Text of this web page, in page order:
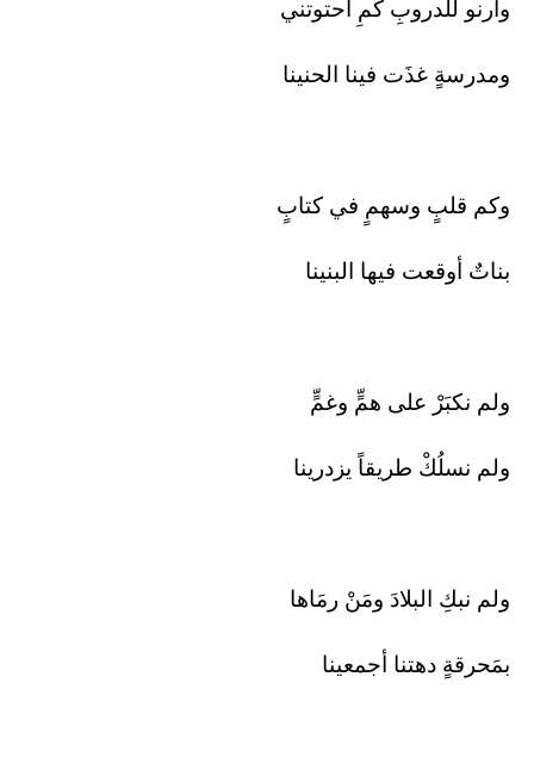
وأرنو للدروبِ كمِ احتوتني
ومدرسةٍ غذَت فينا الحنينا
وكم قلبٍ وسهمٍ في كتابٍ
بناتٌ أوقعت فيها البنينا
ولم نكبَرْ على همٍّ وغمٍّ
ولم نسلُكْ طريقاً يزدرينا
ولم نبكِ البلادَ ومَنْ رمَاها
بمَحرقةٍ دهتنا أجمعينا